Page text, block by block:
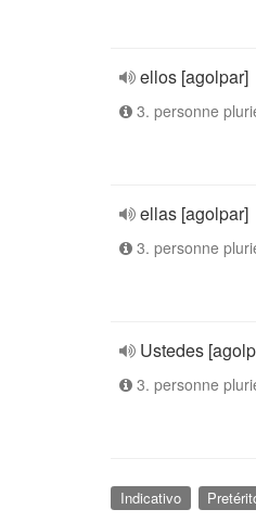
ellos [agolpar]
3. personne
ellas [agolpar]
3. personne
Ustedes
3. personne
Indicativo